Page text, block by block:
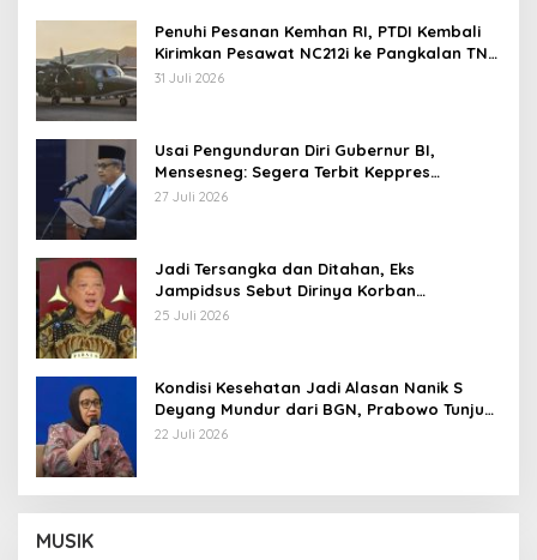
Penuhi Pesanan Kemhan RI, PTDI Kembali
Kirimkan Pesawat NC212i ke Pangkalan TNI
AU
31 Juli 2026
Usai Pengunduran Diri Gubernur BI,
Mensesneg: Segera Terbit Keppres
Pemberhentian dengan Hormat
27 Juli 2026
Jadi Tersangka dan Ditahan, Eks
Jampidsus Sebut Dirinya Korban
Kriminalisasi
25 Juli 2026
Kondisi Kesehatan Jadi Alasan Nanik S
Deyang Mundur dari BGN, Prabowo Tunjuk
Wamentan Sudaryono
22 Juli 2026
MUSIK